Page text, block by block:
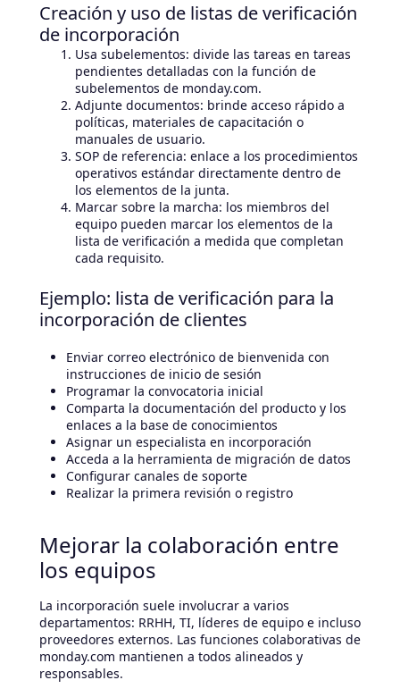
Creación y uso de listas de verificación
de incorporación
Usa subelementos: divide las tareas en tareas
pendientes detalladas con la función de
subelementos de monday.com.
Adjunte documentos: brinde acceso rápido a
políticas, materiales de capacitación o
manuales de usuario.
SOP de referencia: enlace a los procedimientos
operativos estándar directamente dentro de
los elementos de la junta.
Marcar sobre la marcha: los miembros del
equipo pueden marcar los elementos de la
lista de verificación a medida que completan
cada requisito.
Ejemplo: lista de verificación para la
incorporación de clientes
Enviar correo electrónico de bienvenida con
instrucciones de inicio de sesión
Programar la convocatoria inicial
Comparta la documentación del producto y los
enlaces a la base de conocimientos
Asignar un especialista en incorporación
Acceda a la herramienta de migración de datos
Configurar canales de soporte
Realizar la primera revisión o registro
Mejorar la colaboración entre
los equipos
La incorporación suele involucrar a varios
departamentos: RRHH, TI, líderes de equipo e incluso
proveedores externos. Las funciones colaborativas de
monday.com mantienen a todos alineados y
responsables.